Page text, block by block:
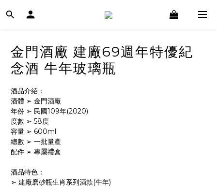
金門酒廠 建廠69週年特優紀
念酒 牛年玻璃瓶
酒品介紹：
酒體 ➢ 金門酒廠
年份 ➢ 民國109年(2020)
度數 ➢ 58度
容量 ➢ 600ml
總數 ➢ 一批量產
配件 ➢ 專屬禮盒
酒品特色：
➣ 建廠磨砂瓶生肖系列酒款(牛年)